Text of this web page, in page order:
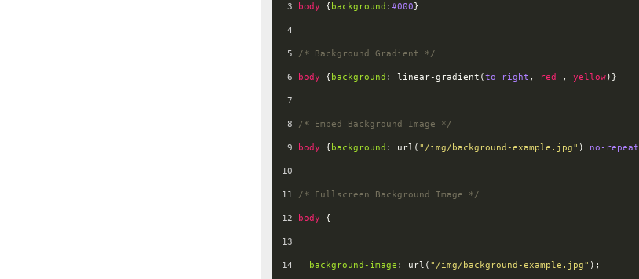
3 body { background : #000}
4
5 /* Background Gradient */
6 body { background : linear-gradient (to right , red , yellow)}
7
8 /* Embed Background Image */
9 body { background : url ( "/img/background-example.jpg" ) no-repeat
10
11 /* Fullscreen Background Image */
12 body {
13
14 background-image : url ( "/img/background-example.jpg" );